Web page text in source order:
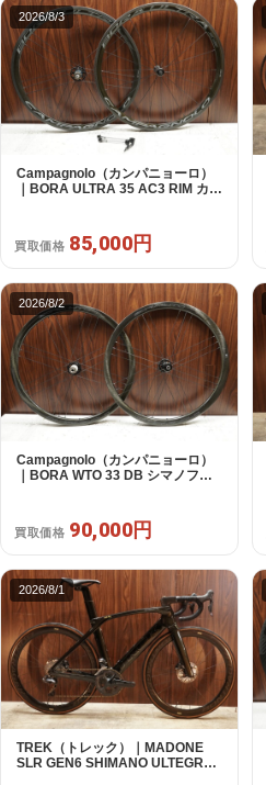
2026/8/3
Campagnolo（カンパニョーロ）
｜BORA ULTRA 35 AC3 RIM カン
買取価格 85,000円
2026/8/2
Campagnolo（カンパニョーロ）
｜BORA WTO 33 DB シマノフリ
買取価格 90,000円
2026/8/1
TREK（トレック）｜MADONE
SLR GEN6 SHIMANO ULTEGRA